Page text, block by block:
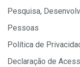
Pesquisa,
Pessoas
Política de
Declaração de